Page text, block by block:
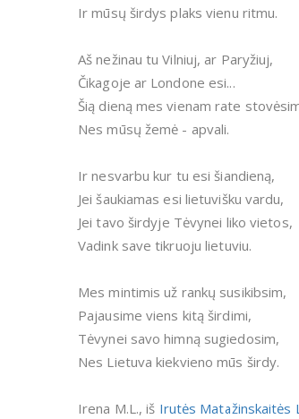
Ir mūsų širdys plaks vienu ritmu.
Aš nežinau tu Vilniuj, ar Paryžiuj,
Čikagoje ar Londone esi...
Šią dieną mes vienam rate
Nes mūsų žemė - apvali.
Ir nesvarbu kur tu esi šiandieną,
Jei šaukiamas esi lietuvišku vardu,
Jei tavo širdyje Tėvynei liko vietos,
Vadink save tikruoju lietuviu.
Mes mintimis už rankų susikibsim,
Pajausime viens kitą širdimi,
Tėvynei savo himną sugiedosim,
Nes Lietuva kiekvieno mūs širdy.
Irena M.L., iš Irutės Matažinskaitės